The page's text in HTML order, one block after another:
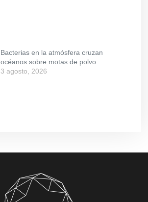
Bacterias en la atmósfera cruzan
océanos sobre motas de polvo
3 agosto, 2026